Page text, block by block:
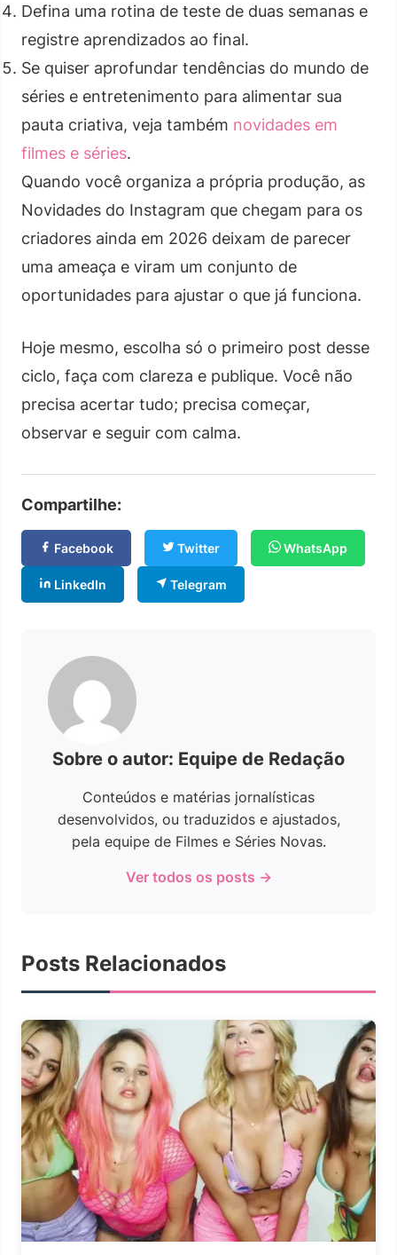
Defina uma rotina de teste de duas semanas e
registre aprendizados ao final.
Se quiser aprofundar tendências do mundo de
séries e entretenimento para alimentar sua
pauta criativa, veja também novidades em
filmes e séries.
Quando você organiza a própria produção, as
Novidades do Instagram que chegam para os
criadores ainda em 2026 deixam de parecer
uma ameaça e viram um conjunto de
oportunidades para ajustar o que já funciona.
Hoje mesmo, escolha só o primeiro post desse
ciclo, faça com clareza e publique. Você não
precisa acertar tudo; precisa começar,
observar e seguir com calma.
Compartilhe:
Facebook Twitter WhatsApp
LinkedIn Telegram
Sobre o autor: Equipe de Redação
Conteúdos e matérias jornalísticas
desenvolvidos, ou traduzidos e ajustados,
pela equipe de Filmes e Séries Novas.
Ver todos os posts →
Posts Relacionados